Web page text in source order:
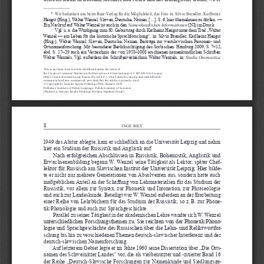
This is an Open Access article distributed under the terms of
the Creative Commons Attribution-NoDerivatives 4.0 International (CC BY-ND 4.0) License
(https://creativecommons.org/licenses/by-nd/4.0/), which permits copying and redistribution,
commercial and non-commercial, provided that the article is properly cited.
© Copyright by Instytut Języka Polskiego PAN, Kraków 2025.
Publisher: Institute of Polish Language, Polish Academy of Sciences
[Wydawca: Instytut Języka Polskiego Polskiej Akademii Nauk]
*  Wir bedanken uns beim Baar-Verlag für die Möglichkeit, das Foto in: Silvio Brendler, Karlheinz
Hengst (Hrsg.), Walter Wenzel. Slawen, Deutsche, Namen. [...], S. 6, hier übernehmen zu dürfen.  —
Ein Nachruf auf Walter Wenzel ist auch in den Namenkundlichen Informationen (NI) im Druck.
1
  Vgl. u.
a. die Würdigung zum 80. Geburtstag durch Karlheinz Hengst unter dem Titel „Walter
Wenzel — ein Leben für die historische Sprachforschung“, in: Silvio Brendler, Karlheinz Hengst
(Hrsg.), Walter Wenzel. Slawen, Deutsche, Namen. Beiträge zur westslawischen Personen- und
Ortsnamenforschung. Mit besonderer Berücksichtigung des Sorbischen. Hamburg 2009, S. 7–12,
ebd. S. 17–29 auch ein Verzeichnis der von 1958–2008 erschienen namenkundlichen Schriften
Walter Wenzels. Vgl. außerdem das Schriftenverzeichnis Walter Wenzels, in: Studia Onomastica
8 INGE BILY
1949 das Abitur ablegte, kam er schließlich an die Universität Leipzig und nahm
hier ein Studium der Russistik und Anglistik auf.
Nach erfolgreichen Abschlüssen in Russistik, Bohemistik, Anglistik und
Erwachsenenbildung begann W. Wenzel seine Tätigkeit als Lektor, später Chef-
lektor für Russisch am Slawischen Institut der Universität Leipzig. Hier bilde-
te er nicht nur mehrere Generationen von Absolventen aus, sondern hatte auch
maßgeblichen Anteil an der Schaffung von Lehrmaterialien für das Studium der
Russistik, vor allem zur Syntax, zur Phonetik und Intonation, zur Phraseologie
und auch zur Landeskunde. Beteiligt war W. Wenzel außerdem an der Erarbeitung
einer Reihe von Lehrbüchern für das Studium der Russistik, so z. B. zur Phone-
tik/Phonologie und auch zur Sprachgeschichte.
Parallel zu seiner Tätigkeit in der akademischen Lehre wandte sich W. Wenzel
unterschiedlichen Forschungsthemen zu. Sie reichten von der Phonetik/Phono-
logie und Sprachgeschichte des Russischen über die Lehn- und Reliktwortfor-
schung bis hin zu verschiedenen Themen deutsch-slawischer Interferenz und der
deutsch-slawischen Namenforschung.
Auf letzterem Gebiet legte er im Jahre 1960 seine Dissertation über „Die Orts-
namen des Schweinitzer Landes“ vor, die als vielbenutzter und -zitierter Band 16
der Reihe „Deutsch-Slawische Forschungen zur Namenkunde und Siedlungsge-